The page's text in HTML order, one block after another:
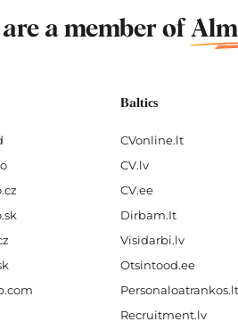
are a member of
Baltics
CVonline.lt
CV.lv
CV.ee
Dirbam.It
Visidarbi.lv
Otsintood.ee
Personaloatrankos.lt
Recruitment.lv